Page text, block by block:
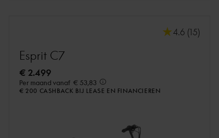
4.6 (15)
Esprit C7
€ 2.499
Per maand vanaf € 53,83
€ 200 CASHBACK BIJ LEASE EN FINANCIEREN